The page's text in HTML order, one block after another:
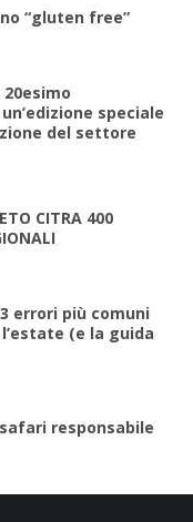
“gluten free”
speciale
del settore
CITRA 400
errori più comuni
(e la guida
responsabile